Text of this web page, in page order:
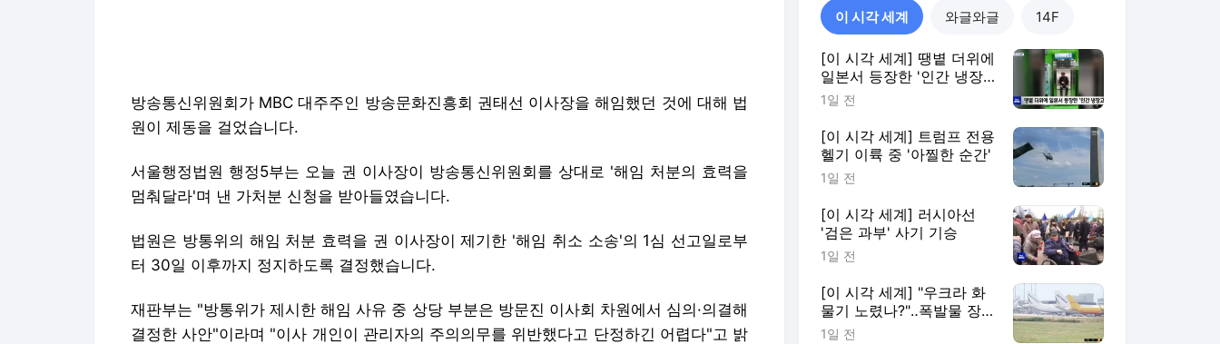
방송통신위원회가 MBC 대주주인 방송문화진흥회 권태선 이사장을 해임했던 것에 대해 법
원이 제동을 걸었습니다.
서울행정법원 행정5부는 오늘 권 이사장이 방송통신위원회를 상대로 '해임 처분의 효력을
멈춰달라'며 낸 가처분 신청을 받아들였습니다.
법원은 방통위의 해임 처분 효력을 권 이사장이 제기한 '해임 취소 소송'의 1심 선고일로부
터 30일 이후까지 정지하도록 결정했습니다.
재판부는 "방통위가 제시한 해임 사유 중 상당 부분은 방문진 이사회 차원에서 심의·의결해
결정한 사안"이라며 "이사 개인이 관리자의 주의의무를 위반했다고 단정하긴 어렵다"고 밝
이 시각 세계 와글와글 14F
[이 시각 세계] 땡볕 더위에
일본서 등장한 '인간 냉장
고'
1일 전
[이 시각 세계] 트럼프 전용
헬기 이륙 중 '아찔한 순간'
1일 전
[이 시각 세계] 러시아선
'검은 과부' 사기 기승
1일 전
[이 시각 세계] "우크라 화
물기 노렸나?"‥폭발물 장
착 드론 발견
1일 전